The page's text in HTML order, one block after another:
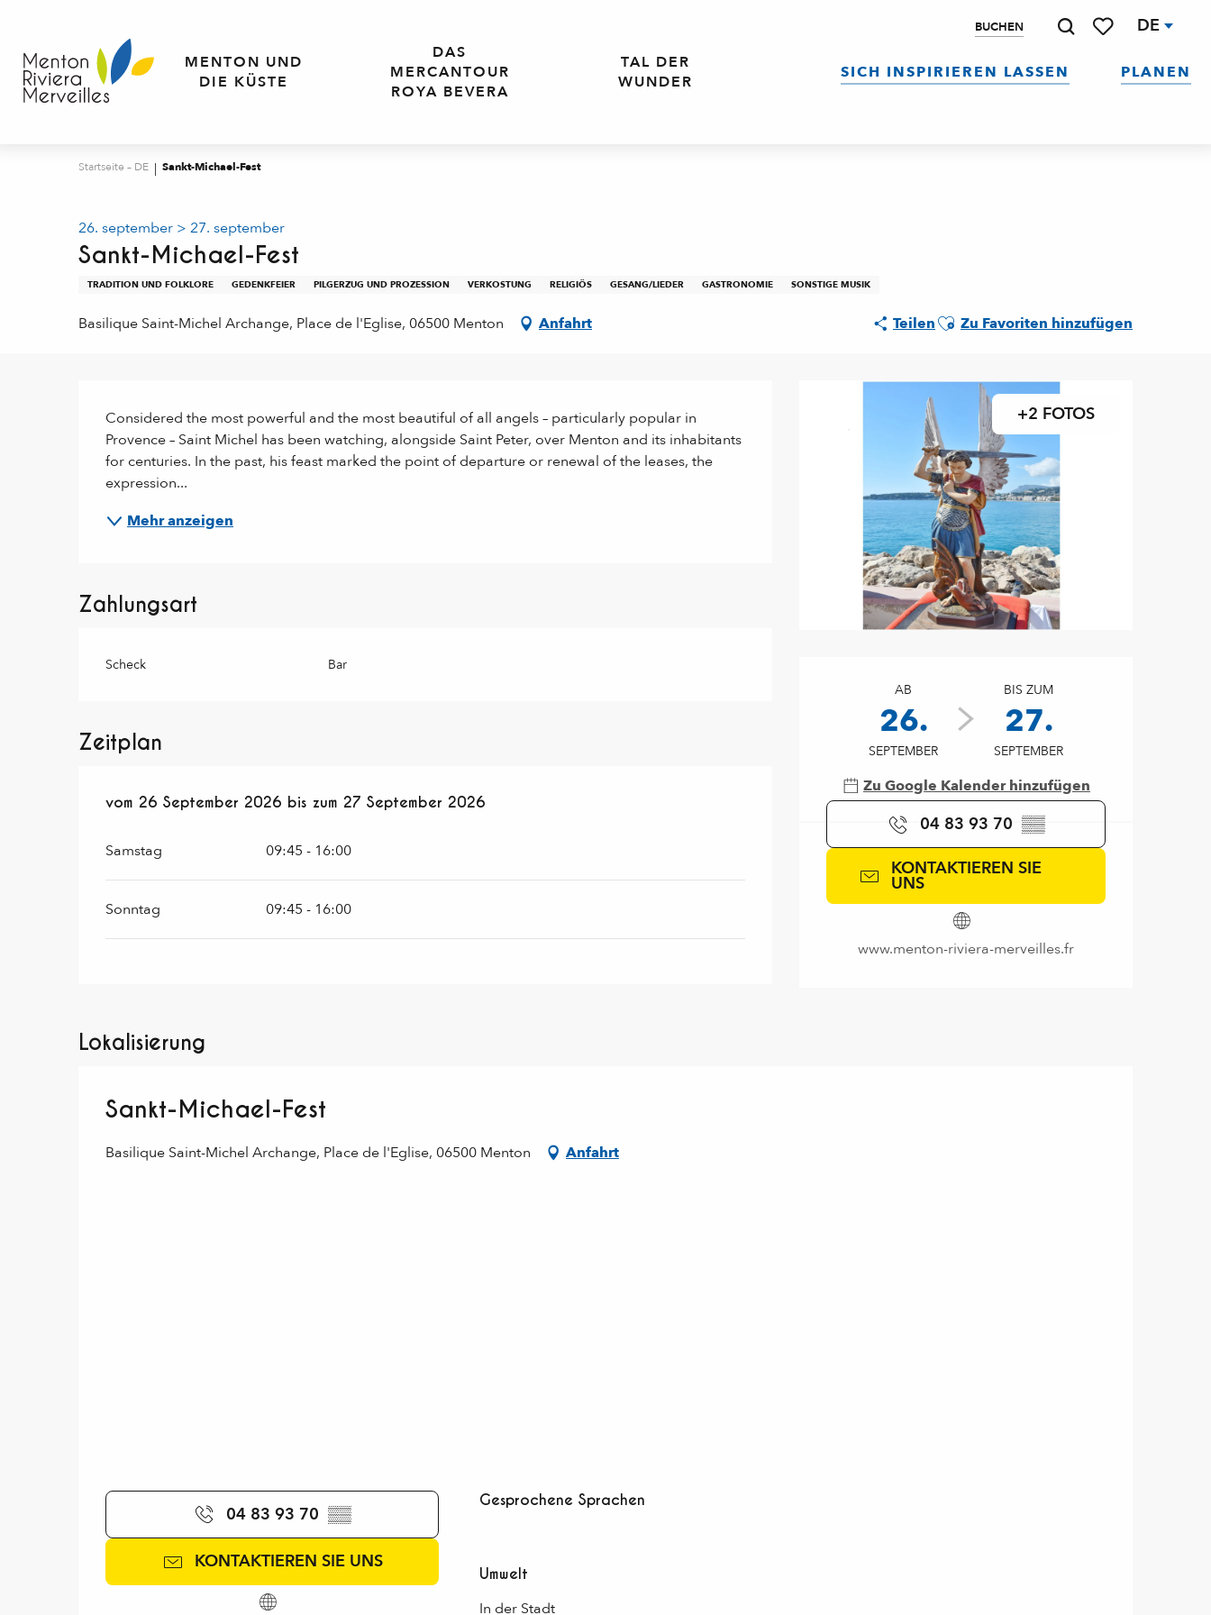
contenu
principal
BUCHEN DE
MENTON UND
DIE KÜSTE
DAS
MERCANTOUR
ROYA BEVERA
TAL DER
WUNDER
SICH INSPIRIEREN LASSEN PLANEN
Startseite – DE Sankt-Michael-Fest
26. september > 27. september
Sankt-Michael-Fest
TRADITION UND FOLKLORE GEDENKFEIER PILGERZUG UND PROZESSION VERKOSTUNG RELIGIÖS GESANG/LIEDER GASTRONOMIE SONSTIGE MUSIK
Basilique Saint-Michel Archange, Place de l'Eglise, 06500 Menton Anfahrt TeilenAjouter aux favoris
Zu Favoriten hinzufügen
+2 FOTOS
Öffnungszeiten &
AB
26.
SEPTEMBER
BIS ZUM
27.
SEPTEMBER
Zu Google Kalender hinzufügen
04 83 93 70 ▒▒
KONTAKTIEREN SIE
UNS
www.menton-riviera-merveilles.fr
Beschreibung
Considered the most powerful and the most beautiful of all angels – particularly popular in
Provence – Saint Michel has been watching, alongside Saint Peter, over Menton and its inhabitants
for centuries. In the past, his feast marked the point of departure or renewal of the leases, the
expression...
Mehr anzeigen
Zahlungsart
Scheck Bar
Zeitplan
vom 26 September 2026 bis zum 27 September 2026
vom 26 September 2026 bis zum 27 September 2026
Samstag 09:45 - 16:00
Sonntag 09:45 - 16:00
Lokalisierung
Sankt-Michael-Fest
Basilique Saint-Michel Archange, Place de l'Eglise, 06500 Menton Anfahrt
04 83 93 70 ▒▒
KONTAKTIEREN SIE UNS
Gesprochene Sprachen
Gesprochene Sprachen
Umwelt
Umwelt
In der Stadt